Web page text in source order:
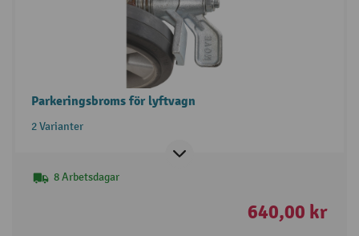
Parkeringsbroms för lyftvagn
2 Varianter
8 Arbetsdagar
640,00 kr